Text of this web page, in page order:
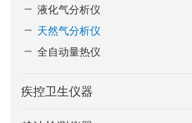
液化气分析仪
天然气分析仪
全自动量热仪
疾控卫生仪器